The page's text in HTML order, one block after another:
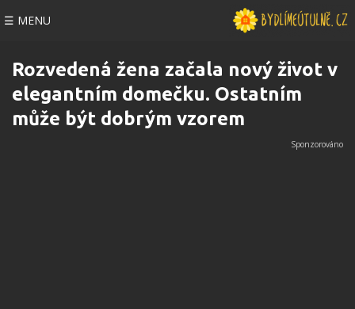
☰ MENU
Rozvedená žena začala nový život v
elegantním domečku. Ostatním
může být dobrým vzorem